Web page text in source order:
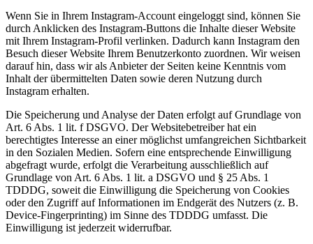
Wenn Sie in Ihrem Instagram-Account eingeloggt sind, können Sie
durch Anklicken des Instagram-Buttons die Inhalte dieser Website
mit Ihrem Instagram-Profil verlinken. Dadurch kann Instagram den
Besuch dieser Website Ihrem Benutzerkonto zuordnen. Wir weisen
darauf hin, dass wir als Anbieter der Seiten keine Kenntnis vom
Inhalt der übermittelten Daten sowie deren Nutzung durch
Instagram erhalten.
Die Speicherung und Analyse der Daten erfolgt auf Grundlage von
Art. 6 Abs. 1 lit. f DSGVO. Der Websitebetreiber hat ein
berechtigtes Interesse an einer möglichst umfangreichen Sichtbarkeit
in den Sozialen Medien. Sofern eine entsprechende Einwilligung
abgefragt wurde, erfolgt die Verarbeitung ausschließlich auf
Grundlage von Art. 6 Abs. 1 lit. a DSGVO und § 25 Abs. 1
TDDDG, soweit die Einwilligung die Speicherung von Cookies
oder den Zugriff auf Informationen im Endgerät des Nutzers (z. B.
Device-Fingerprinting) im Sinne des TDDDG umfasst. Die
Einwilligung ist jederzeit widerrufbar.